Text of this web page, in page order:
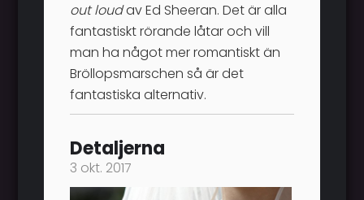
out loudav Ed Sheeran. Det är alla
fantastiskt rörande låtar och vill
man ha något mer romantiskt än
Bröllopsmarschen så är det
fantastiska alternativ.
Detaljerna
3 okt. 2017